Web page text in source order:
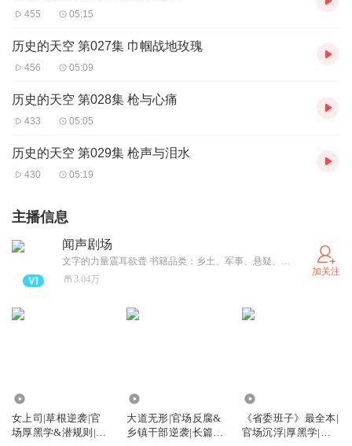
455 05:15
历史的天空 第027集 巾帼战地玫瑰
456 05:09
历史的天空 第028集 枪与心痛
433 05:05
历史的天空 第029集 枪声与泪水
430 05:19
主播信息
闻声剧场
文字的力量震耳欲聋 书籍品类：乡土、军事、悬疑、官场
3.04万
加关注
女上司|草根逆袭|官
场厚黑学&潜规则|红
大道无形|官场反腐&
乡镇干部逆袭|长篇精
《省委班子》最全本|
官场沉浮|厚黑学|许